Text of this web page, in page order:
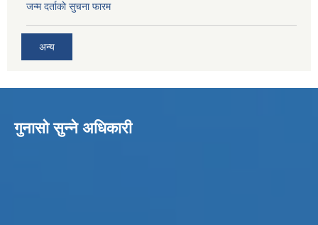
जन्म दर्ताकाे सुचना फारम
अन्य
गुनासो सुन्ने अधिकारी